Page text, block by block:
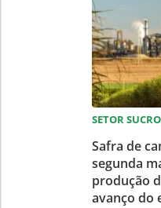
SETOR
Safra de
segunda
produção
avanço do